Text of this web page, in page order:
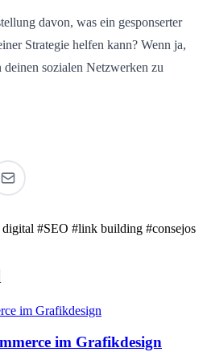
davon, was ein gesponserter
Strategie helfen kann? Wenn ja,
sozialen Netzwerken zu
#SEO #link building #consejos
im Grafikdesign